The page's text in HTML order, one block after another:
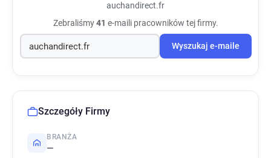
auchandirect.fr
Zebraliśmy41 e-maili pracowników tej firmy.
Wyszukaj e-maile
Szczegóły Firmy
BRANŻA
—